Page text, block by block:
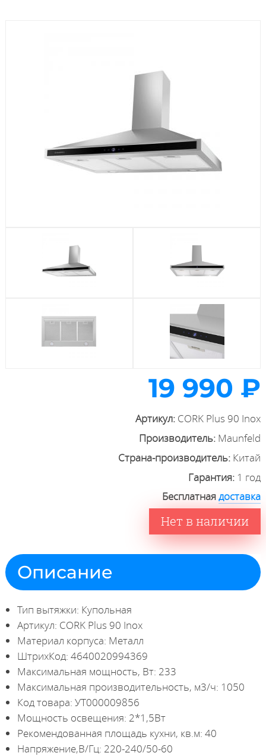
19 990 ₽
Артикул: CORK Plus 90 Inox
Производитель: Maunfeld
Страна-производитель: Китай
Гарантия: 1 год
Бесплатнаядоставка
Нет в наличии
Описание
Тип вытяжки: Купольная
Артикул: CORK Plus 90 Inox
Материал корпуса: Металл
ШтрихКод: 4640020994369
Максимальная мощность, Вт: 233
Максимальная производительность, м3/ч: 1050
Код товара: УТ000009856
Мощность освещения: 2*1,5Вт
Рекомендованная площадь кухни, кв.м: 40
Напряжение,В/Гц: 220-240/50-60